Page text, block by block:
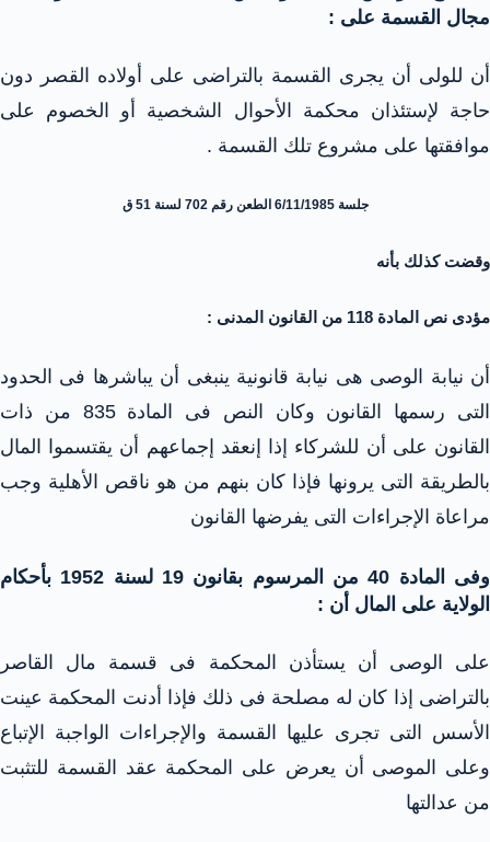
مجال القسمة على :
أن للولى أن يجرى القسمة بالتراضى على أولاده القصر دون
حاجة لإستئذان محكمة الأحوال الشخصية أو الخصوم على
موافقتها على مشروع تلك القسمة .
جلسة 6/11/1985 الطعن رقم 702 لسنة 51 ق
وقضت كذلك بأنه
مؤدى نص المادة 118 من القانون المدنى :
أن نيابة الوصى هى نيابة قانونية ينبغى أن يباشرها فى الحدود
التى رسمها القانون وكان النص فى المادة 835 من ذات
القانون على أن للشركاء إذا إنعقد إجماعهم أن يقتسموا المال
بالطريقة التى يرونها فإذا كان بنهم من هو ناقص الأهلية وجب
مراعاة الإجراءات التى يفرضها القانون
وفى المادة 40 من المرسوم بقانون 19 لسنة 1952 بأحكام
الولاية على المال أن :
على الوصى أن يستأذن المحكمة فى قسمة مال القاصر
بالتراضى إذا كان له مصلحة فى ذلك فإذا أدنت المحكمة عينت
الأسس التى تجرى عليها القسمة والإجراءات الواجبة الإتباع
وعلى الموصى أن يعرض على المحكمة عقد القسمة للتثبت
من عدالتها